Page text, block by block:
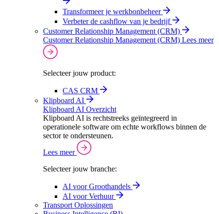
Transformeer je werkbonbeheer
Verbeter de cashflow van je bedrijf
Customer Relationship Management (CRM)
Customer Relationship Management (CRM) Lees meer
Selecteer jouw product:
CAS CRM
Klipboard AI
Klipboard AI Overzicht
Klipboard AI is rechtstreeks geïntegreerd in
operationele software om echte workflows binnen de
sector te ondersteunen.
Lees meer
Selecteer jouw branche:
AI voor Groothandels
AI voor Verhuur
Transport Oplossingen